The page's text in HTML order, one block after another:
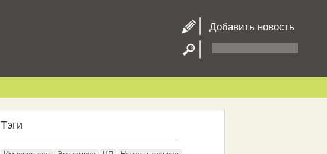
Добавить новость
Тэги